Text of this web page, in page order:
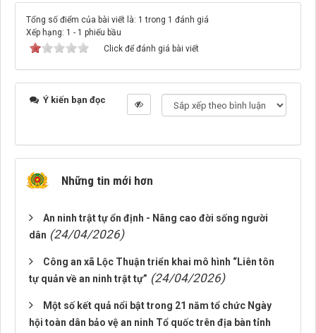
Tổng số điểm của bài viết là: 1 trong 1 đánh giá
Xếp hạng: 1 - 1 phiếu bầu
Click để đánh giá bài viết
Ý kiến bạn đọc
Những tin mới hơn
An ninh trật tự ổn định - Nâng cao đời sống người
dân (24/04/2026)
Công an xã Lộc Thuận triển khai mô hình “Liên tôn
tự quản về an ninh trật tự” (24/04/2026)
Một số kết quả nổi bật trong 21 năm tổ chức Ngày
hội toàn dân bảo vệ an ninh Tổ quốc trên địa bàn tỉnh